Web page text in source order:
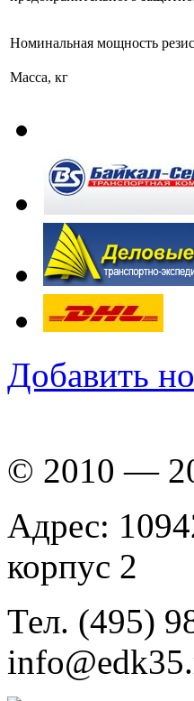
Номинальная мощность
Масса, кг
Добавить
© 2010 —
Адрес:
корпус 2
Тел. (495)